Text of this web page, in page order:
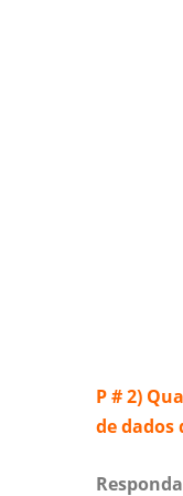
P # 2)
de dados